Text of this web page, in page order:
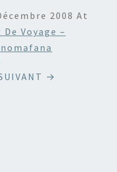
2008 At
Voyage –
→